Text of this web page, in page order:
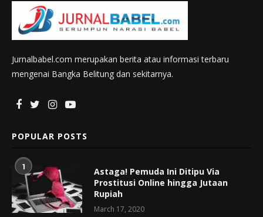
Jurnalbabel.com merupakan berita atau informasi terbaru
mengenai Bangka Belitung dan sekitarnya.
POPULAR POSTS
1
Astaga! Pemuda Ini Ditipu Via
Prostitusi Online hingga Jutaan
Rupiah
March 17, 2020